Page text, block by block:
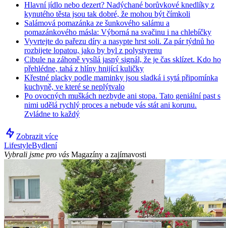
Hlavní jídlo nebo dezert? Nadýchané borůvkové knedlíky z
kynutého těsta jsou tak dobré, že mohou být čímkoli
Salámová pomazánka ze šunkového salámu a
pomazánkového másla: Výborná na svačinu i na chlebíčky
Vyvrtejte do pařezu díry a nasypte hrst soli. Za pár týdnů ho
rozbijete lopatou, jako by byl z polystyrenu
Cibule na záhoně vysílá jasný signál, že je čas sklízet. Kdo ho
přehlédne, tahá z hlíny hnijící kuličky
Křestné placky podle maminky jsou sladká i sytá připomínka
kuchyně, ve které se neplýtvalo
Po ovocných muškách nezbyde ani stopa. Tato geniální past s
nimi udělá rychlý proces a nebude vás stát ani korunu.
Zvládne to každý
Zobrazit více
LifestyleBydlení
Vybrali jsme pro vás Magazíny a zajímavosti